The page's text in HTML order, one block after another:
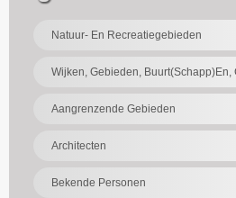
Natuur- En Recreatiegebieden
Wijken, Gebieden, Buurt(schapp)en,
Aangrenzende Gebieden
Architecten
Bekende Personen